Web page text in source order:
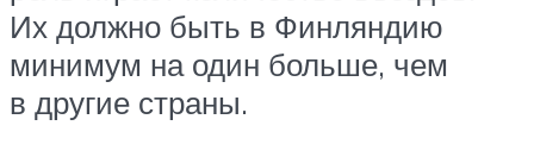
Их должно быть в Финляндию
минимум на один больше, чем
в другие страны.